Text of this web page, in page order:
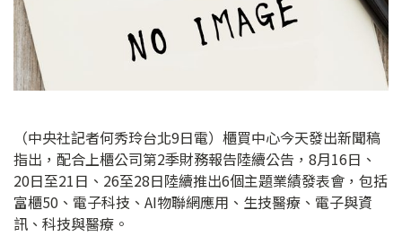
（中央社記者何秀玲台北9日電）櫃買中心今天發出新聞稿
指出，配合上櫃公司第2季財務報告陸續公告，8月16日、
20日至21日、26至28日陸續推出6個主題業績發表會，包括
富櫃50、電子科技、AI物聯網應用、生技醫療、電子與資
訊、科技與醫療。